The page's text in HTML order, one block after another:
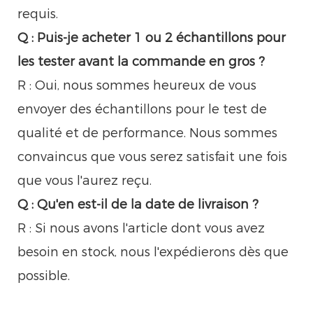
requis.
Q : Puis-je acheter 1 ou 2 échantillons pour
les tester avant la commande en gros ?
R : Oui, nous sommes heureux de vous
envoyer des échantillons pour le test de
qualité et de performance. Nous sommes
convaincus que vous serez satisfait une fois
que vous l'aurez reçu.
Q : Qu'en est-il de la date de livraison ?
R : Si nous avons l'article dont vous avez
besoin en stock, nous l'expédierons dès que
possible.